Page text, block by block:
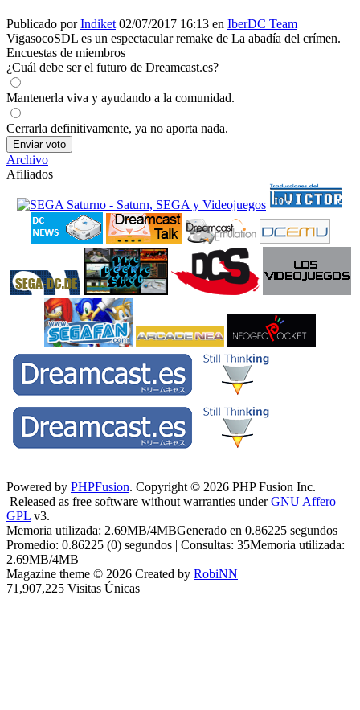
Publicado porIndiket 02/07/2017 16:13 en IberDC Team
VigasocoSDL es un espectacular remake de La abadía del crímen.
Encuestas de miembros
¿Cuál debe ser el futuro de Dreamcast.es?
Mantenerla viva y ayudando a la comunidad.
Cerrarla definitivamente, ya no aporta nada.
Enviar voto
Archivo
Afiliados
Powered by PHPFusion. Copyright © 2026 PHP Fusion Inc.
Released as free software without warranties underGNU Affero
GPL v3.
Memoria utilizada: 2.69MB/4MBGenerado en 0.86225 segundos |
Promedio: 0.86225 (0) segundos | Consultas: 35Memoria utilizada:
2.69MB/4MB
Magazine theme © 2026 Created by RobiNN
71,907,225 Visitas Únicas